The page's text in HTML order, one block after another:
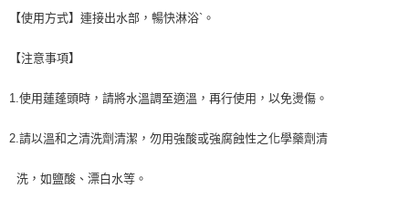
【使用方式】連接出水部，暢快淋浴`。
【注意事項】
1.使用蓮蓬頭時，請將水溫調至適溫，再行使用，以免燙傷。
2.請以溫和之清洗劑清潔，勿用強酸或強腐蝕性之化學藥劑清
洗，如鹽酸、漂白水等。